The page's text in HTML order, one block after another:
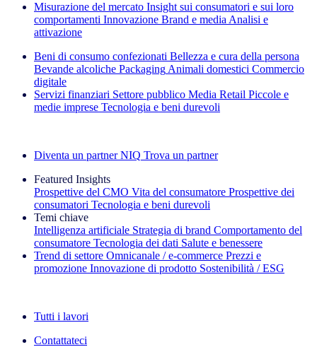
Misurazione del mercato Insight sui consumatori e sui loro
comportamenti Innovazione Brand e media Analisi e
attivazione
Beni di consumo confezionati Bellezza e cura della persona
Bevande alcoliche Packaging Animali domestici Commercio
digitale
Servizi finanziari Settore pubblico Media Retail Piccole e
medie imprese Tecnologia e beni durevoli
Diventa un partner NIQ Trova un partner
Featured Insights
Prospettive del CMO Vita del consumatore Prospettive dei
consumatori Tecnologia e beni durevoli
Temi chiave
Intelligenza artificiale Strategia di brand Comportamento del
consumatore Tecnologia dei dati Salute e benessere
Trend di settore Omnicanale / e‑commerce Prezzi e
promozione Innovazione di prodotto Sostenibilità / ESG
Tutti i lavori
Contattateci